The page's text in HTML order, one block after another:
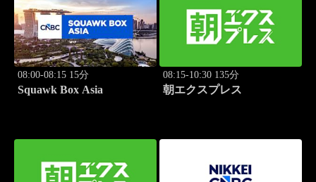
08:00-08:15 15分
Squawk Box Asia
08:15-10:30 135分
朝エクスプレス